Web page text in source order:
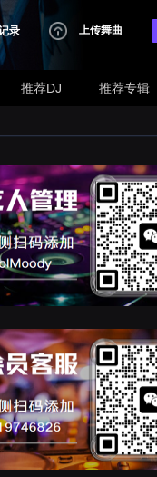
录 上传舞曲
推荐DJ 推荐专辑